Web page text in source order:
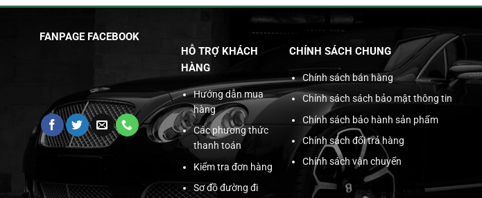
FANPAGE FACEBOOK
HỖ TRỢ KHÁCH
HÀNG
Hướng dẫn mua
hàng
Các phương thức
thanh toán
Kiểm tra đơn hàng
Sơ đồ đường đi
CHÍNH SÁCH CHUNG
Chính sách bán hàng
Chính sách sách bảo mật thông tin
Chính sách bảo hành sản phẩm
Chính sách đổi trả hàng
Chính sách vận chuyển